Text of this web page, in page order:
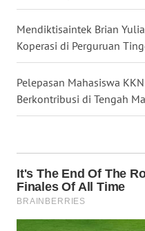
Mendiktisaintek Brian
Koperasi di Perguruan
Pelepasan Mahasiswa
Berkontribusi di Tengah
TINGGI
PAKPAK
WN
BEKASI
WN